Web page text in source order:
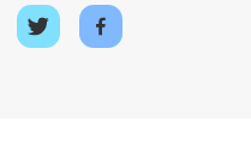
Auf
Twitter
Auf
Facebook